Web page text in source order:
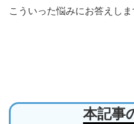
こういった悩みにお答えしま
本記事